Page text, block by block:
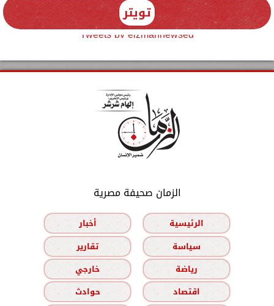
تويتر
Tweets by elzmannewseg
الزمان صحيفة مصرية
الرئيسية
أخبار
سياسة
تقارير
رياضة
خارجي
اقتصاد
حوادث